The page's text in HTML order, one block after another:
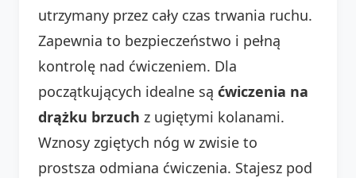
utrzymany przez cały czas trwania ruchu.
Zapewnia to bezpieczeństwo i pełną
kontrolę nad ćwiczeniem. Dla
początkujących idealne są ćwiczenia na
drążku brzuch z ugiętymi kolanami.
Wznosy zgiętych nóg w zwisie to
prostsza odmiana ćwiczenia. Stajesz pod